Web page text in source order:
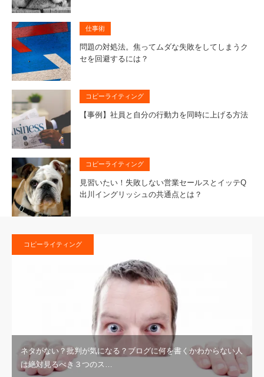
仕事術
問題の対処法。焦ってムダな失敗をしてしまうク
セを回避するには？
コピーライティング
【事例】社員と自分の行動力を同時に上げる方法
コピーライティング
見習いたい！失敗しない営業セールスとイッテQ
出川イングリッシュの共通点とは？
コピーライティング
ネタがない？批判が気になる？ブログに何を書くかわからない人
は絶対見るべき３つのス…